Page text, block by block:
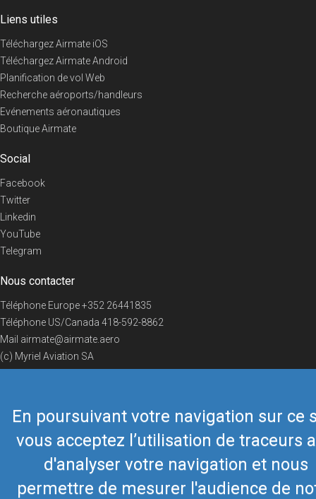
En poursuivant votre navigation sur ce
vous acceptez l’utilisation de traceurs
d'analyser votre navigation et nous
permettre de mesurer l'audience de
Liens utiles
Téléchargez Airmate iOS
Téléchargez Airmate Android
Planification de vol Web
Recherche aéroports/handleurs
Evénements aéronautiques
Boutique Airmate
Social
Facebook
Twitter
Linkedin
YouTube
Telegram
Nous contacter
Téléphone Europe+352 26441835
Téléphone US/Canada 418-592-8862
Mail airmate@airmate.aero
(c) Myriel Aviation SA
© 2019 Airmate -Conditions d'utilisation- Vie privée Back to top